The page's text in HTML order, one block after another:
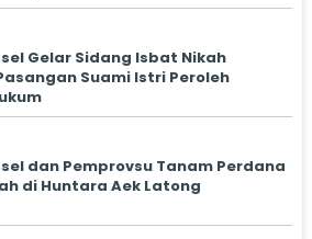
Gelar Sidang Isbat Nikah
Suami Istri Peroleh
dan Pemprovsu Tanam Perdana
di Huntara Aek Latong